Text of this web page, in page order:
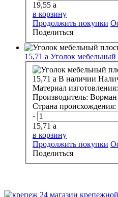
19,55 a
в корзину
Продолжить покупки
Поделиться
15,71 a Уголок
15,71 a В наличии
Материал изготовления:
Производитель: Ворман
Страна происхождения:
-
15,71 a
в корзину
Продолжить покупки
Поделиться